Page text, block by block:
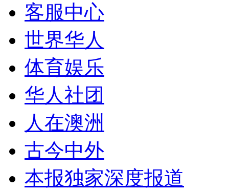
客服中心
世界华人
体育娱乐
华人社团
人在澳洲
古今中外
本报独家深度报道